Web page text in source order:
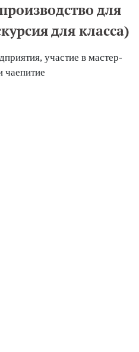
для
для класса)
участие в мастер-
чаепитие